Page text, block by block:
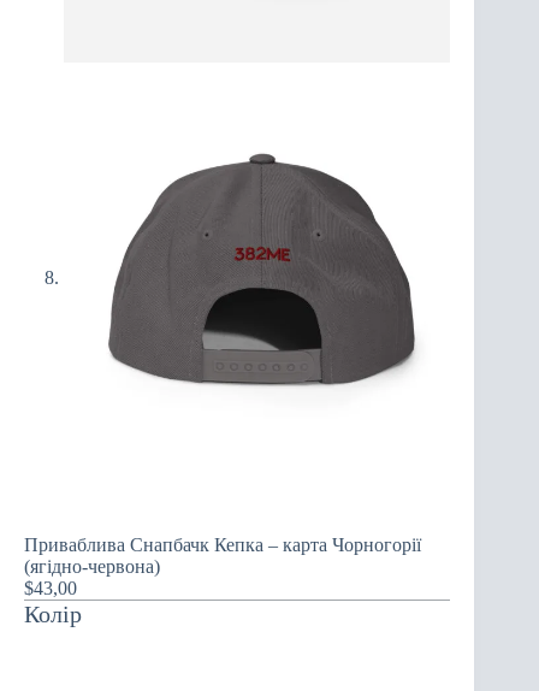
Приваблива Cнапбачк Кепка – карта Чорногорії
(ягідно-червона)
$43,00
Колір